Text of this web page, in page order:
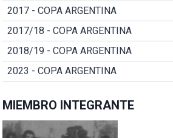
2017 - COPA ARGENTINA
2017/18 - COPA ARGENTINA
2018/19 - COPA ARGENTINA
2023 - COPA ARGENTINA
MIEMBRO INTEGRANTE